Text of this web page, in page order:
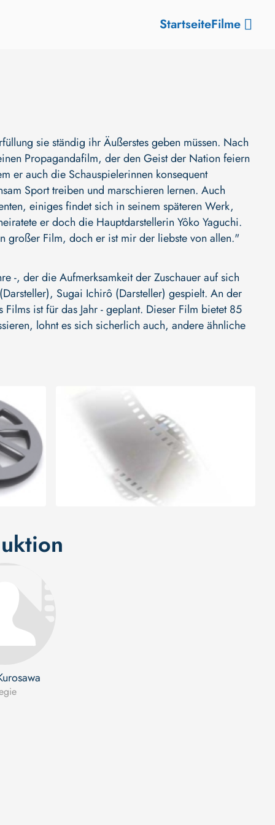
StartseiteFilme
sie ständig ihr Äußerstes geben müssen. Nach
Propagandafilm, der den Geist der Nation feiern
er auch die Schauspielerinnen konsequent
Sport treiben und marschieren lernen. Auch
einiges findet sich in seinem späteren Werk,
er doch die Hauptdarstellerin Yôko Yaguchi.
großer Film, doch er ist mir der liebste von allen."
-, der die Aufmerksamkeit der Zuschauer auf sich
, Sugai Ichirô (Darsteller) gespielt. An der
Films ist für das Jahr - geplant. Dieser Film bietet 85
lohnt es sich sicherlich auch, andere ähnliche